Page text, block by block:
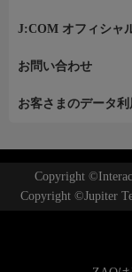
J:COM オフィシャ
お問い合わせ
お客さまのデータ
Copyright
Copyright ©Jupiter